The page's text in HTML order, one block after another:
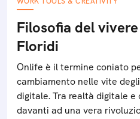
Filosofia del
Floridi
Onlife è il termine coniato
cambiamento nelle vite
digitale. Tra realtà digitale e
davanti ad una vera